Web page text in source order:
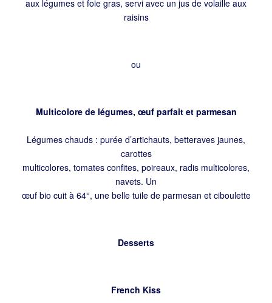
aux légumes et foie gras, servi avec un jus de volaille aux
raisins
ou
Multicolore de légumes, œuf parfait et parmesan
Légumes chauds : purée d’artichauts, betteraves jaunes,
carottes
multicolores, tomates confites, poireaux, radis multicolores,
navets. Un
œuf bio cuit à 64°, une belle tuile de parmesan et ciboulette
Desserts
French Kiss